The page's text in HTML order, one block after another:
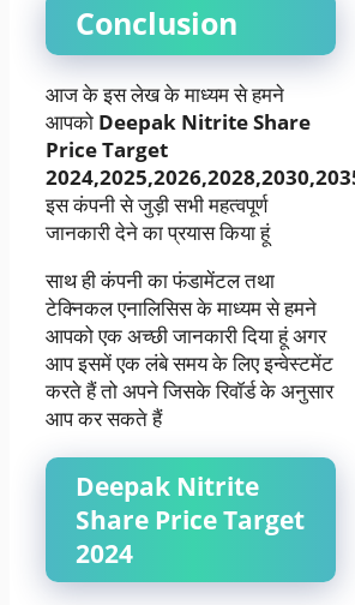
Conclusion
आज के इस लेख के माध्यम से हमने
आपको Deepak Nitrite Share
Price Target
इस कंपनी से जुड़ी सभी महत्वपूर्ण
जानकारी देने का प्रयास किया हूं
साथ ही कंपनी का फंडामेंटल तथा
टेक्निकल एनालिसिस के माध्यम से हमने
आपको एक अच्छी जानकारी दिया हूं अगर
आप इसमें एक लंबे समय के लिए इन्वेस्टमेंट
करते हैं तो अपने जिसके रिवॉर्ड के अनुसार
आप कर सकते हैं
Deepak Nitrite
Share Price Target
2024